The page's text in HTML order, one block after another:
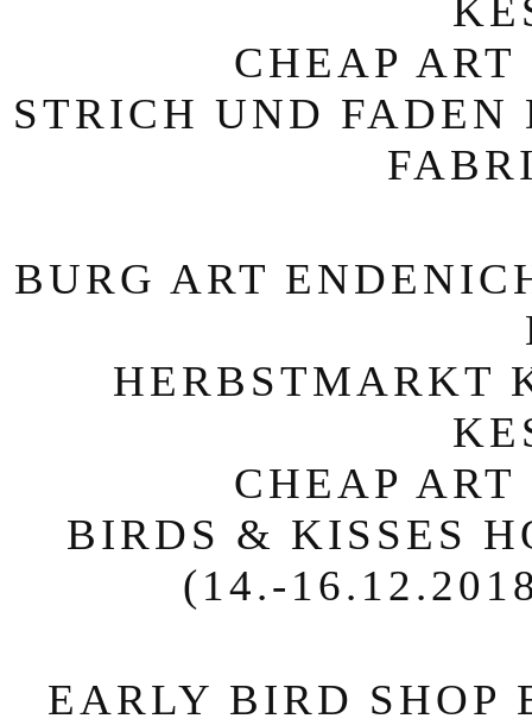
CHEAP
STRICH UND
BURG ART
HERBSTMARKT
CHEAP
BIRDS & KISSES
(14.-
EARLY BIRD SHOP